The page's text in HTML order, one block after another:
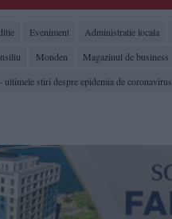
Eveniment Administratie locala
Monden Magazinul de business
ultimele stiri despre epidemia de coronavirus